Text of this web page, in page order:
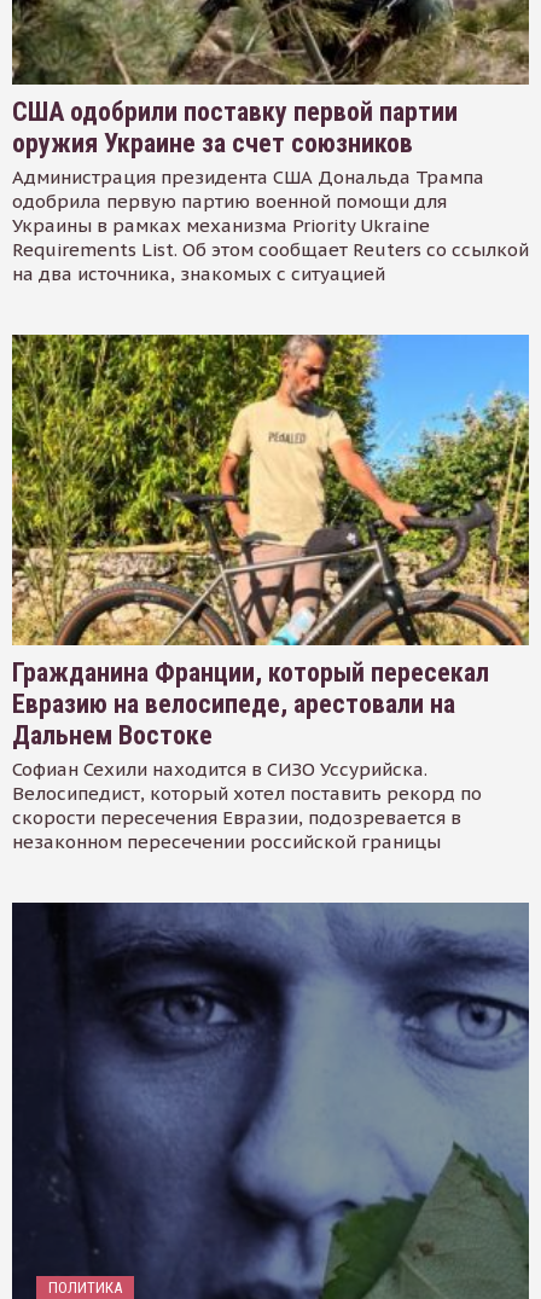
США одобрили поставку первой партии
оружия Украине за счет союзников
Администрация президента США Дональда Трампа
одобрила первую партию военной помощи для
Украины в рамках механизма Priority Ukraine
Requirements List. Об этом сообщает Reuters со ссылкой
на два источника, знакомых с ситуацией
Гражданина Франции, который пересекал
Евразию на велосипеде, арестовали на
Дальнем Востоке
Софиан Сехили находится в СИЗО Уссурийска.
Велосипедист, который хотел поставить рекорд по
скорости пересечения Евразии, подозревается в
незаконном пересечении российской границы
ПОЛИТИКА